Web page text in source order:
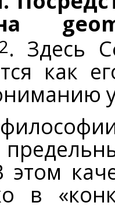
. Здесь
как
этом
в